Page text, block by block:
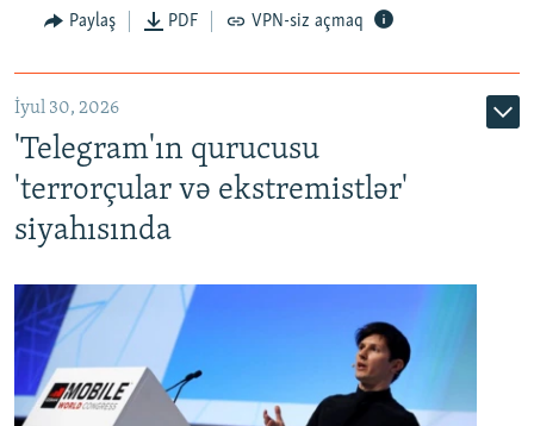
Paylaş PDF VPN-siz açmaq
İyul 30, 2026
'Telegram'ın qurucusu
'terrorçular və ekstremistlər'
siyahısında